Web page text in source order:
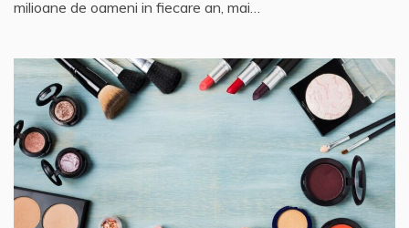
milioane de oameni in fiecare an, mai…